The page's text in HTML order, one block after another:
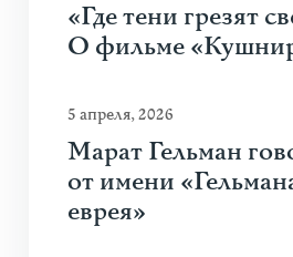
«Где тени грезят
О фильме
5 апреля, 2026
Марат Гельман
от имени
еврея»